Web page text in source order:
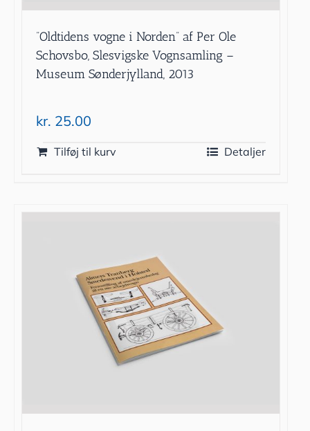
”Oldtidens vogne i Norden” af Per Ole
Schovsbo, Slesvigske Vognsamling –
Museum Sønderjylland, 2013
kr. 25.00
Tilføj til kurv Detaljer